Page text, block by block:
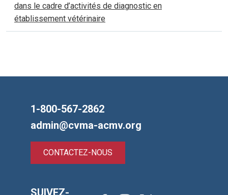
dans le cadre d’activités de diagnostic en
établissement vétérinaire
1-800-567-2862
admin@cvma-acmv.org
CONTACTEZ-NOUS
SUIVEZ-